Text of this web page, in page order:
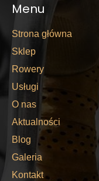
Menu
Strona główna
Sklep
Rowery
Usługi
O nas
Aktualności
Blog
Galeria
Kontakt